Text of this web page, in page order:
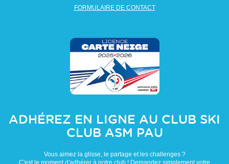
FORMULAIRE DE CONTACT
ADHÉREZ EN LIGNE AU CLUB SKI
CLUB ASM PAU
Vous aimez la glisse, le partage et les challenges ?
C'est le moment d'adhérer à notre club ! Demandez simplement votre